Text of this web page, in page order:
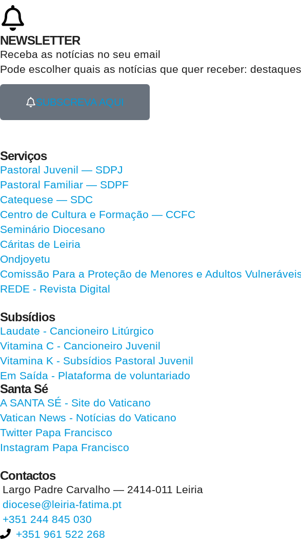
NEWSLETTER
Receba as notícias no seu email​
Pode escolher quais as notícias que quer receber:
SUBSCREVA AQUI
Serviços
Pastoral Juvenil — SDPJ
Pastoral Familiar — SDPF
Catequese — SDC
Centro de Cultura e Formação — CCFC
Seminário Diocesano
Cáritas de Leiria
Ondjoyetu
Comissão Para a Proteção de Menores e Adultos
REDE - Revista Digital
Subsídios
Laudate - Cancioneiro Litúrgico
Vitamina C - Cancioneiro Juvenil
Vitamina K - Subsídios Pastoral Juvenil
Em Saída - Plataforma de voluntariado
Santa Sé
A SANTA SÉ - Site do Vaticano
Vatican News - Notícias do Vaticano
Twitter Papa Francisco
Instagram Papa Francisco
Contactos
Largo Padre Carvalho — 2414-011 Leiria
diocese@leiria-fatima.pt
+351 244 845 030
+351 961 522 268